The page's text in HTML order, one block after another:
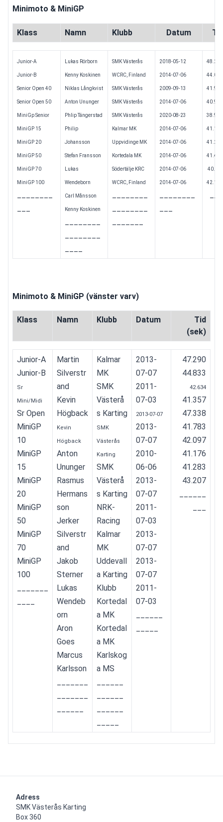
Minimoto & MiniGP
Klass NamnKlubb
Datum
Junior-A
Junior-B
Senior Open 40
Senior Open 50
MiniGp Senior
MiniGP 15
MiniGP 20
MiniGP 50
MiniGP 70
MiniGP 100
Lukas Rörborn
Kenny Koskinen
Niklas Långkvist
Anton Ununger
Phlip Tängerstad
Philip
Johansson
Stefan Fransson
Lukas
Wendeborn
Carl Månsson
Kenny Koskinen
SMK Västerås
WCRC, Finland
SMK Västerås
SMK Västerås
SMK Västerås
Kalmar MK
Uppvidinge MK
Kortedala MK
Södertälje KRC
WCRC, Finland
2018-05-12
2014-07-06
2009-09-13
2014-07-06
2020-08-23
2014-07-06
2014-07-06
2014-07-06
2014-07-06
2014-07-06
48.202
44.046
41.951
40.950
38.923
41.180
41.234
41.450
42.128
Minimoto & MiniGP (vänster varv)
KlassNamnKlubb
Datum
Tid
(sek)
Junior-A
Junior-B
Sr
Mini/Midi
Sr Open
MiniGP
10
MiniGP
15
MiniGP
20
MiniGP
50
MiniGP
70
MiniGP
100
Martin
Silverstr
and
Kevin
Högback
Kevin
Högback
Anton
Ununger
Rasmus
Hermans
son
Jerker
Silverstr
and
Jakob
Sterner
Lukas
Wendeb
orn
Aron
Goes
Marcus
Karlsson
Kalmar
MK
SMK
Västerå
s Karting
SMK
Västerås
Karting
SMK
Västerå
s Karting
NRK-
Racing
Kalmar
MK
Uddevall
a Karting
Klubb
Kortedal
a MK
Kortedal
a MK
Karlskog
a MS
2013-
07-07
2011-
07-03
2013-07-07
2013-
07-07
2010-
06-06
2013-
07-07
2011-
07-03
2013-
07-07
2013-
07-07
2011-
07-03
47.290
44.833
42.634
41.357
47.338
41.783
42.097
41.176
41.283
43.207
Adress
SMK Västerås Karting
Box 360